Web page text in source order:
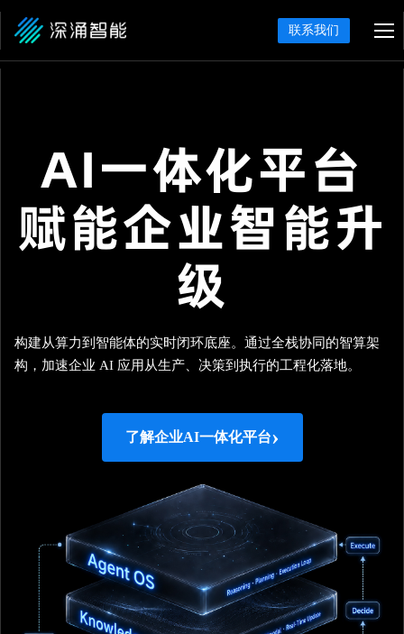
联系我们
AI一体化平台
赋能企业智能升
级
构建从算力到智能体的实时闭环底座。通过全栈协同的智算架
构，加速企业 AI 应用从生产、决策到执行的工程化落地。
了解企业AI一体化平台›